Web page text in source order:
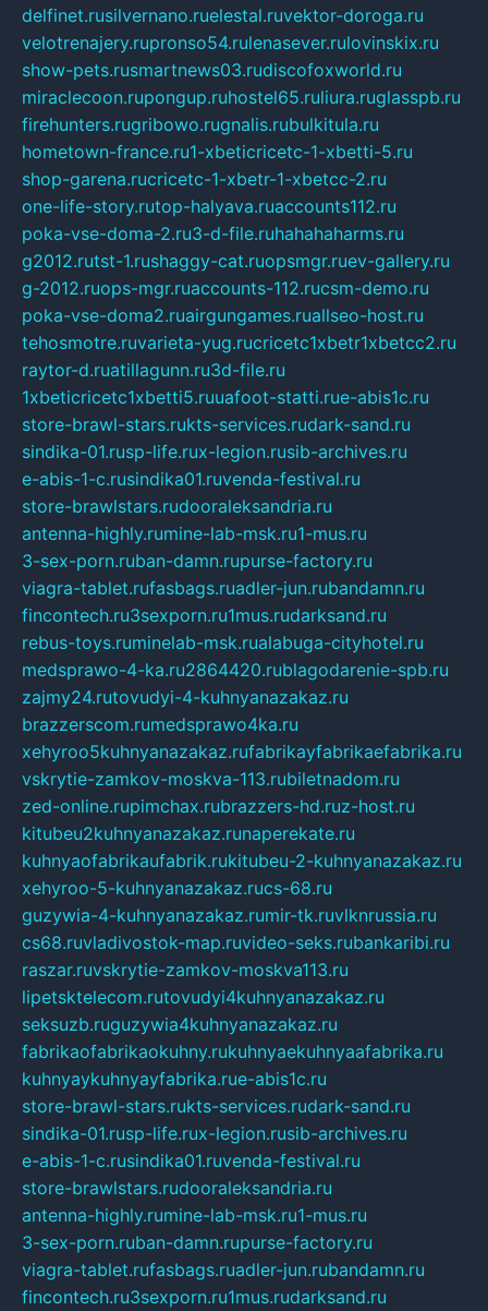
delfinet.rusilvernano.ruelestal.ruvektor-doroga.ru
velotrenajery.rupronso54.rulenasever.rulovinskix.ru
show-pets.rusmartnews03.rudiscofoxworld.ru
miraclecoon.rupongup.ruhostel65.ruliura.ruglasspb.ru
firehunters.rugribowo.rugnalis.rubulkitula.ru
hometown-france.ru1-xbeticricetc-1-xbetti-5.ru
shop-garena.rucricetc-1-xbetr-1-xbetcc-2.ru
one-life-story.rutop-halyava.ruaccounts112.ru
poka-vse-doma-2.ru3-d-file.ruhahahaharms.ru
g2012.rutst-1.rushaggy-cat.ruopsmgr.ruev-gallery.ru
g-2012.ruops-mgr.ruaccounts-112.rucsm-demo.ru
poka-vse-doma2.ruairgungames.ruallseo-host.ru
tehosmotre.ruvarieta-yug.rucricetc1xbetr1xbetcc2.ru
raytor-d.ruatillagunn.ru3d-file.ru
1xbeticricetc1xbetti5.ruuafoot-statti.rue-abis1c.ru
store-brawl-stars.rukts-services.rudark-sand.ru
sindika-01.rusp-life.rux-legion.rusib-archives.ru
e-abis-1-c.rusindika01.ruvenda-festival.ru
store-brawlstars.rudooraleksandria.ru
antenna-highly.rumine-lab-msk.ru1-mus.ru
3-sex-porn.ruban-damn.rupurse-factory.ru
viagra-tablet.rufasbags.ruadler-jun.rubandamn.ru
fincontech.ru3sexporn.ru1mus.rudarksand.ru
rebus-toys.ruminelab-msk.rualabuga-cityhotel.ru
medsprawo-4-ka.ru2864420.rublagodarenie-spb.ru
zajmy24.rutovudyi-4-kuhnyanazakaz.ru
brazzerscom.rumedsprawo4ka.ru
xehyroo5kuhnyanazakaz.rufabrikayfabrikaefabrika.ru
vskrytie-zamkov-moskva-113.rubiletnadom.ru
zed-online.rupimchax.rubrazzers-hd.ruz-host.ru
kitubeu2kuhnyanazakaz.runaperekate.ru
kuhnyaofabrikaufabrik.rukitubeu-2-kuhnyanazakaz.ru
xehyroo-5-kuhnyanazakaz.rucs-68.ru
guzywia-4-kuhnyanazakaz.rumir-tk.ruvlknrussia.ru
cs68.ruvladivostok-map.ruvideo-seks.rubankaribi.ru
raszar.ruvskrytie-zamkov-moskva113.ru
lipetsktelecom.rutovudyi4kuhnyanazakaz.ru
seksuzb.ruguzywia4kuhnyanazakaz.ru
fabrikaofabrikaokuhny.rukuhnyaekuhnyaafabrika.ru
kuhnyaykuhnyayfabrika.rue-abis1c.ru
store-brawl-stars.rukts-services.rudark-sand.ru
sindika-01.rusp-life.rux-legion.rusib-archives.ru
e-abis-1-c.rusindika01.ruvenda-festival.ru
store-brawlstars.rudooraleksandria.ru
antenna-highly.rumine-lab-msk.ru1-mus.ru
3-sex-porn.ruban-damn.rupurse-factory.ru
viagra-tablet.rufasbags.ruadler-jun.rubandamn.ru
fincontech.ru3sexporn.ru1mus.rudarksand.ru